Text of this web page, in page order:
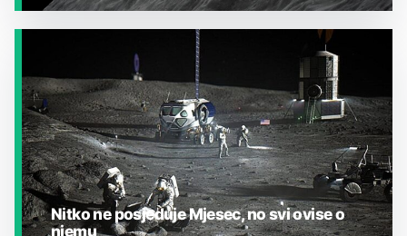
JESTE LI ZNALI?
Nitko ne posjeduje Mjesec, no svi ovise o
njemu